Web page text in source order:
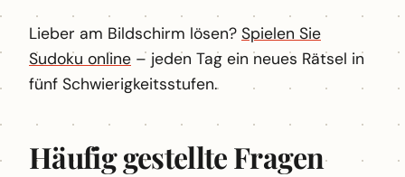
Lieber am Bildschirm lösen? Spielen Sie
Sudoku online – jeden Tag ein neues Rätsel in
fünf Schwierigkeitsstufen.
Häufig gestellte Fragen